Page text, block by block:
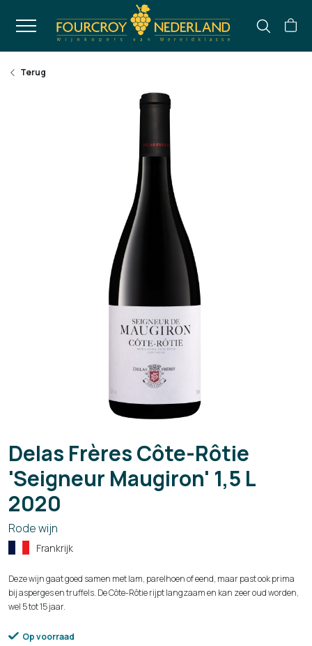
Terug
Delas Frères Côte-Rôtie
'Seigneur Maugiron' 1,5 L
2020
Rode wijn
Frankrijk
Deze wijn gaat goed samen met lam, parelhoen of eend, maar past ook prima
bij asperges en truffels. De Côte-Rôtie rijpt langzaam en kan zeer oud worden,
wel 5 tot 15 jaar.
Op voorraad